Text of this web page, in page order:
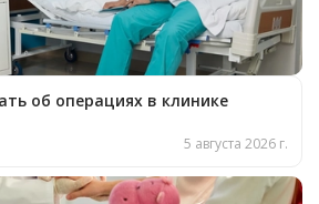
об операциях в клинике
5 августа 2026 г.